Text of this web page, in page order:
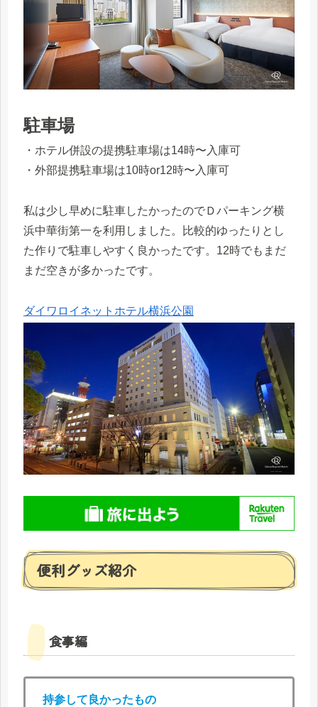
駐車場
・ホテル併設の提携駐車場は14時〜入庫可
・外部提携駐車場は10時or12時〜入庫可
私は少し早めに駐車したかったのでＤパーキング横
浜中華街第一を利用しました。比較的ゆったりとし
た作りで駐車しやすく良かったです。12時でもまだ
まだ空きが多かったです。
ダイワロイネットホテル横浜公園
便利グッズ紹介
食事編
持参して良かったもの